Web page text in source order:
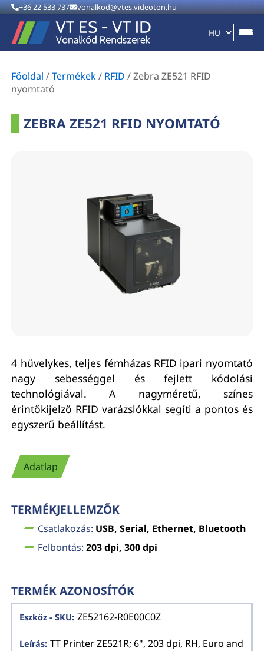
+36 22 533 737 vonalkod@vtes.videoton.hu
Főoldal /Termékek/ RFID /Zebra ZE521 RFID
nyomtató
ZEBRA ZE521 RFID NYOMTATÓ
4 hüvelykes, teljes fémházas RFID ipari nyomtató
nagy sebességgel és fejlett kódolási
technológiával. A nagyméretű, színes
érintőkijelző RFID varázslókkal segíti a pontos és
egyszerű beállítást.
Adatlap
TERMÉKJELLEMZŐK
Csatlakozás: USB, Serial, Ethernet, Bluetooth
Felbontás: 203 dpi, 300 dpi
TERMÉK AZONOSÍTÓK
ZE52162-R0E00C0Z
TT Printer ZE521R; 6", 203 dpi, RH, Euro and